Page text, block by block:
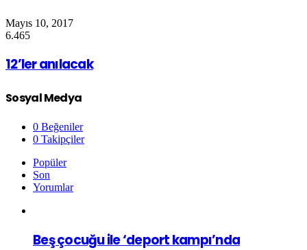
Mayıs 10, 2017
6.465
12’ler anılacak
Sosyal Medya
0 Beğeniler
0 Takipçiler
Popüler
Son
Yorumlar
Beş çocuğu ile ‘deport kampı’nda